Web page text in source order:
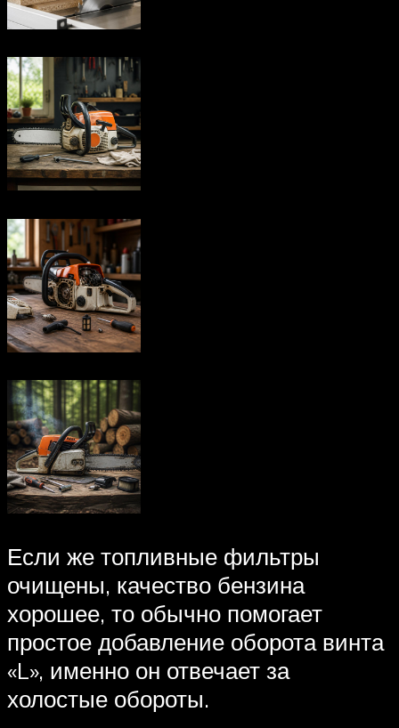
Если же топливные фильтры
очищены, качество бензина
хорошее, то обычно помогает
простое добавление оборота винта
«L», именно он отвечает за
холостые обороты.